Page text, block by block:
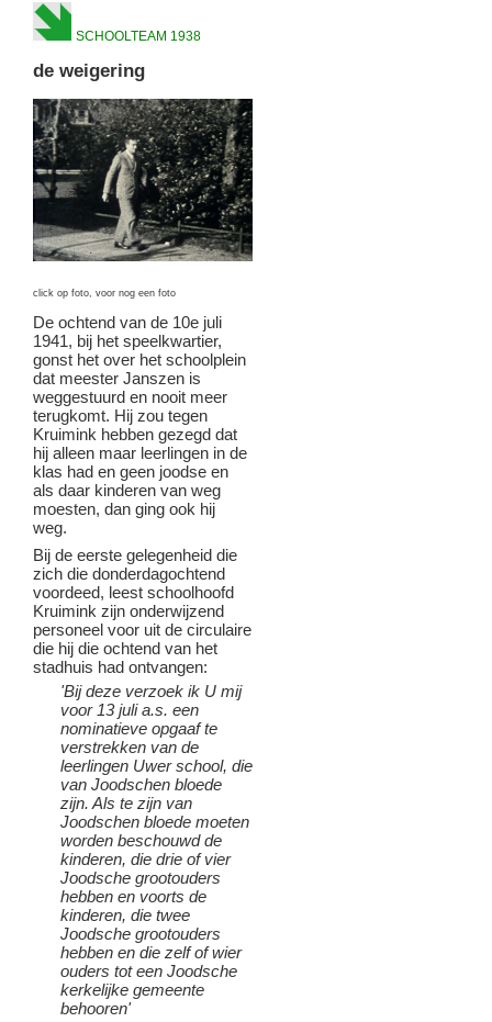
SCHOOLTEAM 1938
de weigering
click op foto, voor nog een foto
De ochtend van de 10e juli
1941, bij het speelkwartier,
gonst het over het schoolplein
dat meester Janszen is
weggestuurd en nooit meer
terugkomt. Hij zou tegen
Kruimink hebben gezegd dat
hij alleen maar leerlingen in de
klas had en geen joodse en
als daar kinderen van weg
moesten, dan ging ook hij
weg.
Bij de eerste gelegenheid die
zich die donderdagochtend
voordeed, leest schoolhoofd
Kruimink zijn onderwijzend
personeel voor uit de circulaire
die hij die ochtend van het
stadhuis had ontvangen:
'Bij deze verzoek ik U mij
voor 13 juli a.s. een
nominatieve opgaaf te
verstrekken van de
leerlingen Uwer school, die
van Joodschen bloede
zijn. Als te zijn van
Joodschen bloede moeten
worden beschouwd de
kinderen, die drie of vier
Joodsche grootouders
hebben en voorts de
kinderen, die twee
Joodsche grootouders
hebben en die zelf of wier
ouders tot een Joodsche
kerkelijke gemeente
behooren'